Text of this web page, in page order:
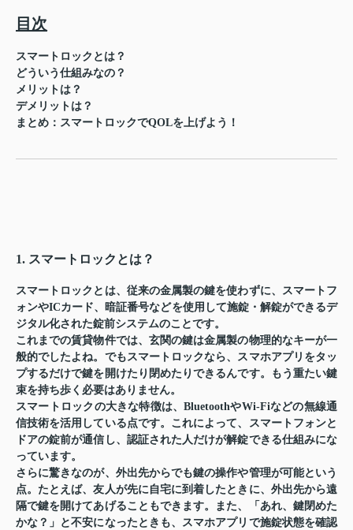
目次
スマートロックとは？
どういう仕組みなの？
メリットは？
デメリットは？
まとめ：スマートロックでQOLを上げよう！
1. スマートロックとは？
スマートロックとは、従来の金属製の鍵を使わずに、スマートフ
ォンやICカード、暗証番号などを使用して施錠・解錠ができるデ
ジタル化された錠前システムのことです。
これまでの賃貸物件では、玄関の鍵は金属製の物理的なキーが一
般的でしたよね。でもスマートロックなら、スマホアプリをタッ
プするだけで鍵を開けたり閉めたりできるんです。もう重たい鍵
束を持ち歩く必要はありません。
スマートロックの大きな特徴は、BluetoothやWi-Fiなどの無線通
信技術を活用している点です。これによって、スマートフォンと
ドアの錠前が通信し、認証された人だけが解錠できる仕組みにな
っています。
さらに驚きなのが、外出先からでも鍵の操作や管理が可能という
点。たとえば、友人が先に自宅に到着したときに、外出先から遠
隔で鍵を開けてあげることもできます。また、「あれ、鍵閉めた
かな？」と不安になったときも、スマホアプリで施錠状態を確認